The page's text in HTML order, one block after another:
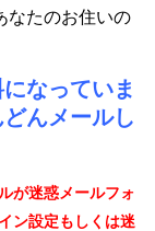
なたのお住いの
なっていま
んメールし
が迷惑メールフォ
ン設定もしくは迷